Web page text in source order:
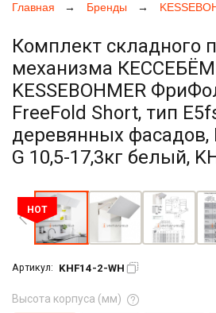
Главная Бренды
Комплект складного
механизма
KESSEBOHMER
FreeFold Short, тип
деревянных фасадов,
G 10,5-17,3кг белый,
HOT
Артикул: KHF14-2-WH
Высота корпуса (мм)